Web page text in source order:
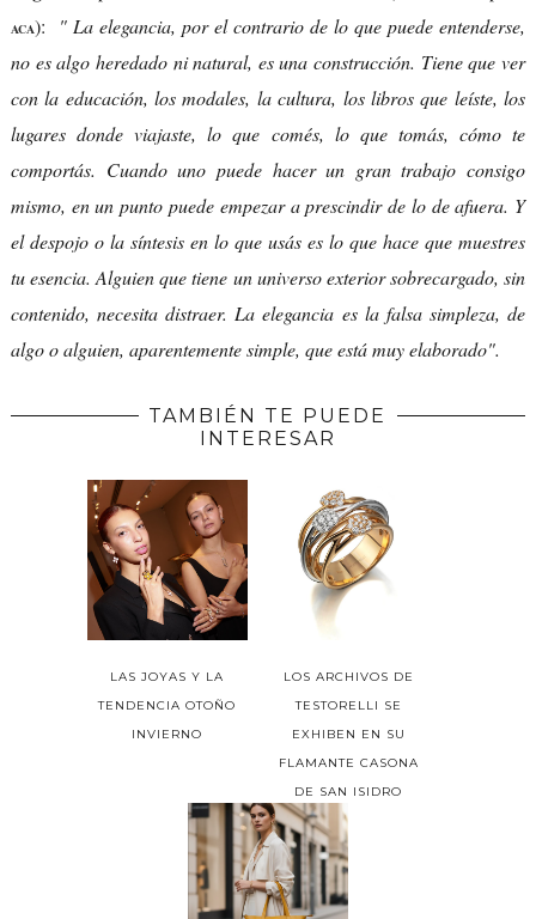
ACA): " La elegancia, por el contrario de lo que puede entenderse,
no es algo heredado ni natural, es una construcción. Tiene que ver
con la educación, los modales, la cultura, los libros que leíste, los
lugares donde viajaste, lo que comés, lo que tomás, cómo te
comportás. Cuando uno puede hacer un gran trabajo consigo
mismo, en un punto puede empezar a prescindir de lo de afuera. Y
el despojo o la síntesis en lo que usás es lo que hace que muestres
tu esencia. Alguien que tiene un universo exterior sobrecargado, sin
contenido, necesita distraer. La elegancia es la falsa simpleza, de
algo o alguien, aparentemente simple, que está muy elaborado".
TAMBIÉN TE PUEDE
INTERESAR
LAS JOYAS Y LA
TENDENCIA OTOÑO
INVIERNO
LOS ARCHIVOS DE
TESTORELLI SE
EXHIBEN EN SU
FLAMANTE CASONA
DE SAN ISIDRO